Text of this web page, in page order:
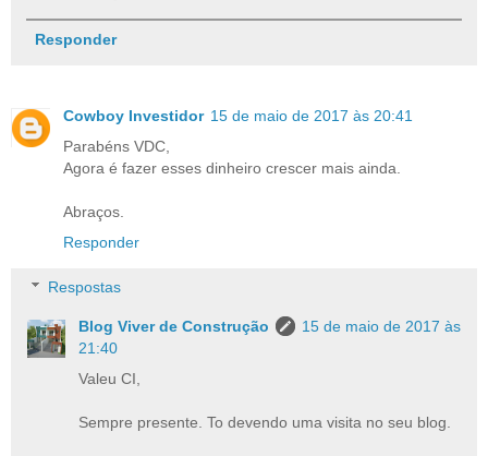
Responder
Cowboy Investidor 15 de maio de 2017 às 20:41
Parabéns VDC,
Agora é fazer esses dinheiro crescer mais ainda.
Abraços.
Responder
Respostas
Blog Viver de Construção
15 de maio de 2017 às
21:40
Valeu CI,
Sempre presente. To devendo uma visita no seu blog.